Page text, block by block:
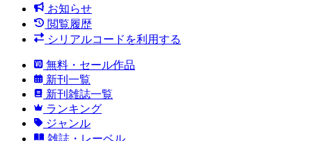
お知らせ
閲覧履歴
シリアルコードを利用する
無料・セール作品
新刊一覧
新刊雑誌一覧
ランキング
ジャンル
雑誌・レーベル